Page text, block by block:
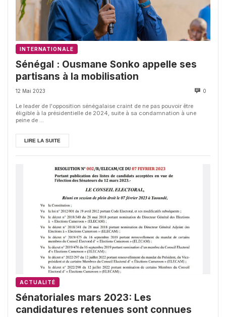
INTERNATIONALE
Sénégal : Ousmane Sonko appelle ses
partisans à la mobilisation
12 Mai 2023 0
Le leader de l'opposition sénégalaise craint de ne pas pouvoir être
éligible à la présidentielle de 2024, suite à sa condamnation à une
peine de ...
LIRE LA SUITE
ACTUALITÉ
Sénatoriales mars 2023: Les
candidatures retenues sont connues